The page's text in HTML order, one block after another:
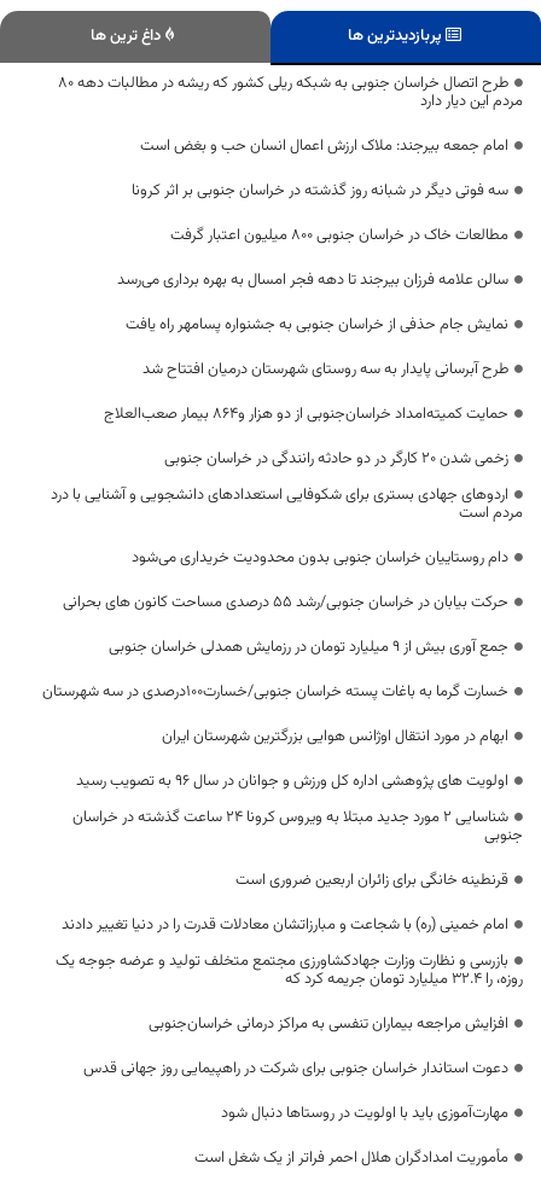
پربازدیدترین ها
داغ ترین ها
طرح اتصال خراسان جنوبی به شبکه ریلی کشور که ریشه در مطالبات دهه 80
مردم این دیار دارد
امام جمعه بیرجند: ملاک ارزش اعمال انسان حب و بغض است
سه فوتی دیگر در شبانه روز گذشته در خراسان جنوبی بر اثر کرونا
مطالعات خاک در خراسان جنوبی ۸۰۰ میلیون اعتبار گرفت
سالن علامه فرزان بیرجند تا دهه فجر امسال به بهره برداری می‌رسد
نمایش جام حذفی از خراسان جنوبی به جشنواره پسامهر راه یافت
طرح آبرسانی پایدار به سه روستای شهرستان درمیان افتتاح شد
حمایت کمیته‌امداد خراسان‌جنوبی از دو هزار و۸۶۴ بیمار صعب‌العلاج
زخمی شدن 20 کارگر در دو حادثه رانندگی در خراسان جنوبی
اردوهای جهادی بستری برای شکوفایی استعدادهای دانشجویی و آشنایی با درد
مردم است
دام روستاییان خراسان جنوبی بدون محدودیت خریداری می‌شود
حرکت بیابان در خراسان جنوبی/رشد ۵۵ درصدی مساحت کانون های بحرانی
جمع آوری بیش از ۹ میلیارد تومان در رزمایش همدلی خراسان جنوبی
خسارت گرما به باغات پسته خراسان جنوبی/خسارت۱۰۰درصدی در سه شهرستان
ابهام در مورد انتقال اوژانس هوایی بزرگترین شهرستان ایران
اولویت های پژوهشی اداره کل ورزش و جوانان در سال 96 به تصویب رسید
شناسایی 2 مورد جدید مبتلا به ویروس کرونا 24 ساعت گذشته در خراسان
جنوبی
قرنطینه خانگی برای زائران اربعین ضروری است
امام خمینی (ره) با شجاعت و مبارزاتشان معادلات قدرت را در دنیا تغییر دادند
بازرسی و نظارت وزارت جهادکشاورزی مجتمع متخلف تولید و عرضه جوجه یک
روزه، را ۳۲.۴ میلیارد تومان جریمه کرد که
افزایش مراجعه بیماران تنفسی به مراکز درمانی خراسان‌جنوبی
دعوت استاندار خراسان جنوبی برای شرکت در راهپیمایی روز جهانی قدس
مهارت‌آموزی باید با اولویت در روستاها دنبال شود
مأموریت امدادگران هلال احمر فراتر از یک شغل است